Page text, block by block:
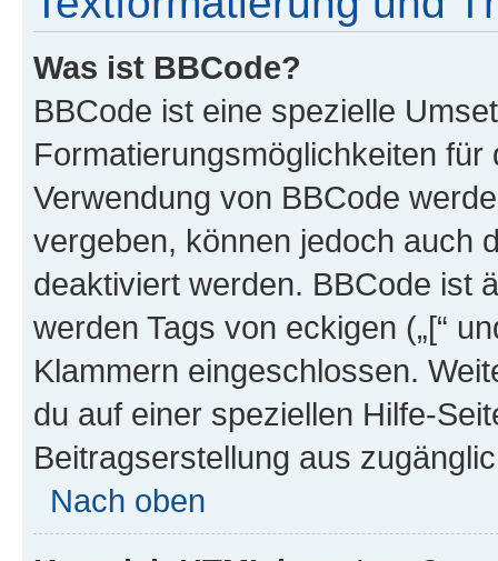
Was ist BBCode?
BBCode ist eine spezielle
Formatierungsmöglichkeiten
Verwendung von BBCode
vergeben, können jedoch auch
deaktiviert werden. BBCode ist
werden Tags von eckigen („[“
Klammern eingeschlossen.
du auf einer speziellen Hilfe-
Beitragserstellung aus
Nach oben